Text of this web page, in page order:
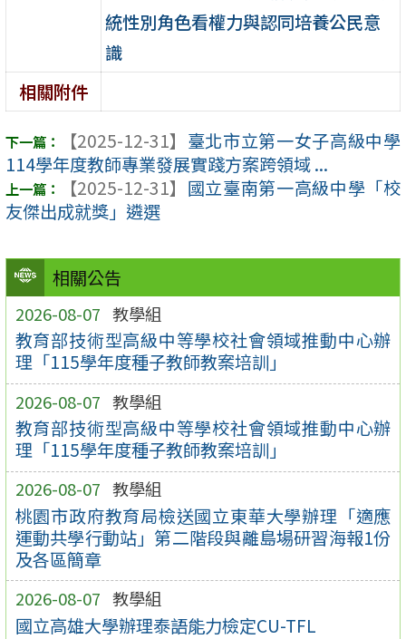
相關公告
2026-08-07 教學組
教育部技術型高級中等學校社會領域推動中心辦
理「115學年度種子教師教案培訓」
2026-08-07 教學組
教育部技術型高級中等學校社會領域推動中心辦
理「115學年度種子教師教案培訓」
2026-08-07 教學組
桃園市政府教育局檢送國立東華大學辦理「適應
運動共學行動站」第二階段與離島場研習海報1份
及各區簡章
2026-08-07 教學組
國立高雄大學辦理泰語能力檢定CU-TFL
統性別角色看權力與認同培養公民意
識
相關附件
【2025-12-31】 臺北市立第一女子高級中學
114學年度教師專業發展實踐方案跨領域 ...
【2025-12-31】 國立臺南第一高級中學「校
友傑出成就獎」遴選